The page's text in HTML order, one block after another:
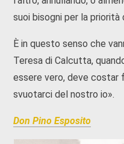
suoi bisogni per la priorità
È in questo senso che
Teresa di Calcutta,
essere vero, deve costar
svuotarci del nostro io».
Don Pino Esposito